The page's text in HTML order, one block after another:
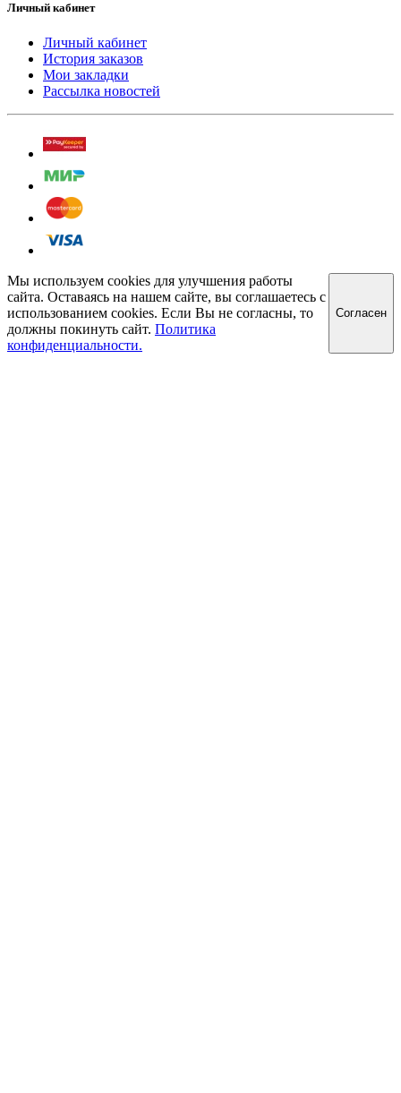
Личный кабинет
Личный кабинет
История заказов
Мои закладки
Рассылка новостей
Мы используем cookies для улучшения работы
сайта. Оставаясь на нашем сайте, вы соглашаетесь с
использованием cookies. Если Вы не согласны, то
должны покинуть сайт. Политика
конфиденциальности.
Cогласен